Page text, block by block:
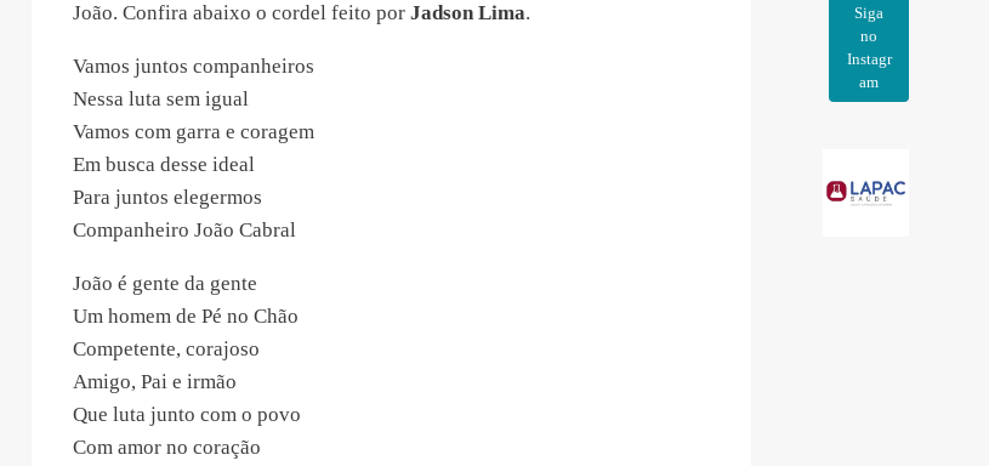
João. Confira abaixo o cordel feito por Jadson Lima.
Vamos juntos companheiros
Nessa luta sem igual
Vamos com garra e coragem
Em busca desse ideal
Para juntos elegermos
Companheiro João Cabral
João é gente da gente
Um homem de Pé no Chão
Competente, corajoso
Amigo, Pai e irmão
Que luta junto com o povo
Com amor no coração
Siga
no
Instagr
am